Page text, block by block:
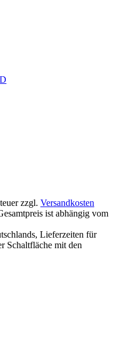
zzgl. Versandkosten
ist abhängig vom
Lieferzeiten für
Schaltfläche mit den